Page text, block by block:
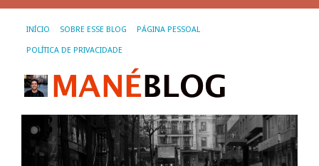
INÍCIO SOBRE ESSE BLOG PÁGINA PESSOAL
POLÍTICA DE PRIVACIDADE